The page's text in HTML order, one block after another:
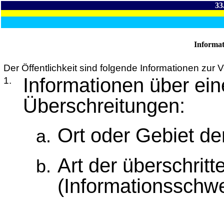
Der Öffentlichkeit sind folgende Informationen zur
1.
Informationen über
Überschreitungen:
Ort oder Gebiet
Art der